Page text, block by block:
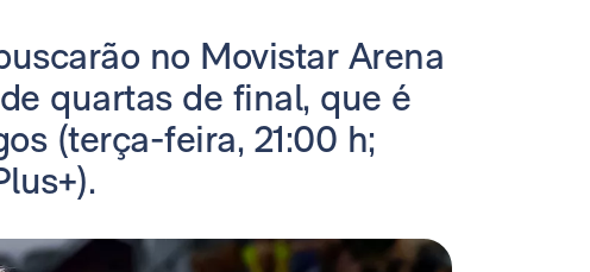
no Movistar Arena
quartas de final, que é
(terça-feira, 21:00 h;